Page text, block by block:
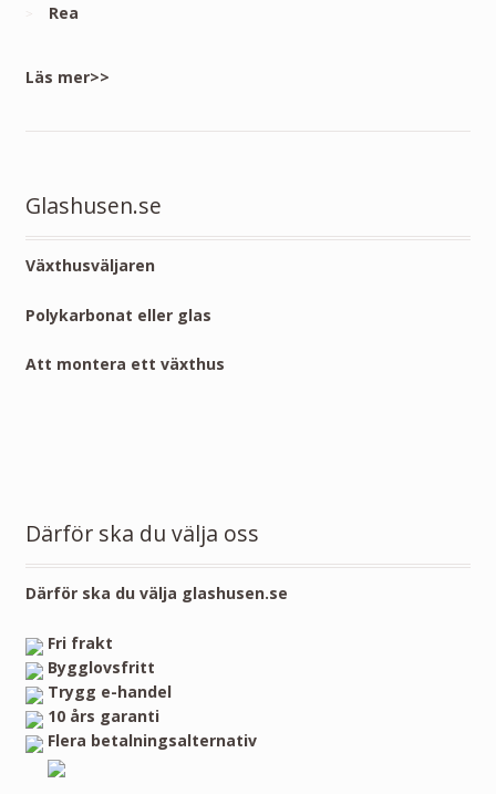
Rea
Läs mer>>
Glashusen.se
Växthusväljaren
Polykarbonat eller glas
Att montera ett växthus
Därför ska du välja oss
Därför ska du välja glashusen.se
Fri frakt
Bygglovsfritt
Trygg e-handel
10 års garanti
Flera betalningsalternativ